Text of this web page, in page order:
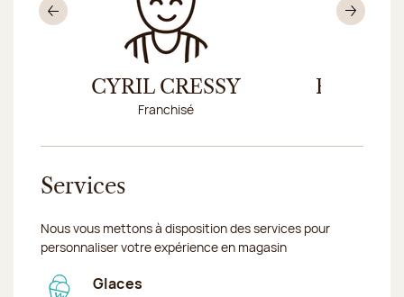
CYRIL CRESSY
Franchisé
Précédent
Services
Nous vous mettons à disposition des services pour
personnaliser votre expérience en magasin
Glaces